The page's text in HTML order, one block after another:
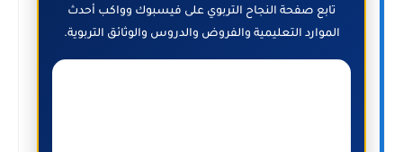
تابع صفحة النجاح التربوي على فيسبوك وواكب أحدث
الموارد التعليمية والفروض والدروس والوثائق التربوية.